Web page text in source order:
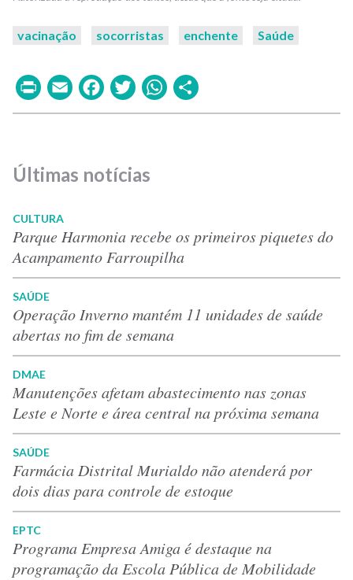
vacinação socorristas enchente Saúde
PrintEmailFacebook
TwitterWhatsApp
Últimas notícias
CULTURA
Parque Harmonia recebe os primeiros piquetes do
Acampamento Farroupilha
SAÚDE
Operação Inverno mantém 11 unidades de saúde
abertas no fim de semana
DMAE
Manutenções afetam abastecimento nas zonas
Leste e Norte e área central na próxima semana
SAÚDE
Farmácia Distrital Murialdo não atenderá por
dois dias para controle de estoque
EPTC
Programa Empresa Amiga é destaque na
programação da Escola Pública de Mobilidade